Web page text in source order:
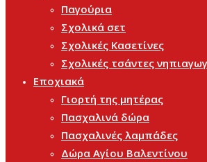
Παγούρια
Σχολικά σετ
Σχολικές Κασετίνες
Σχολικές τσάντες
Εποχιακά
Γιορτή της μητέρας
Πασχαλινά δώρα
Πασχαλινές λαμπάδες
Δώρα Αγίου Βαλεντίνου